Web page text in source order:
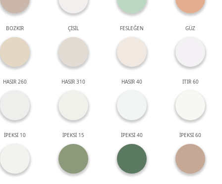
BOZKIR ÇİSİL FESLEĞEN GÜZ
HASIR 260 HASIR 310 HASIR 40 ITIR 60
İPEKSİ 10 İPEKSİ 15 İPEKSİ 40 İPEKSİ 60